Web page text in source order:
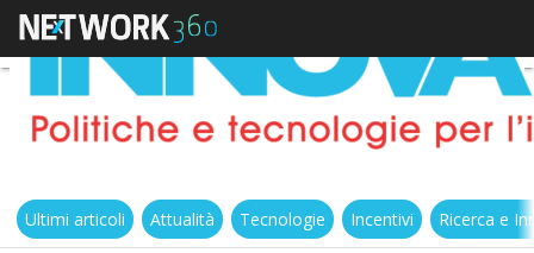
Ultimi articoli Attualità Tecnologie Incentivi Ricerca e